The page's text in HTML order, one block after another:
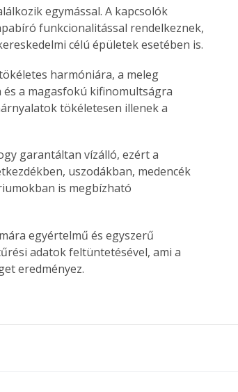
egymással. A kapcsolók
funkcionalitással rendelkeznek,
célú épületek esetében is.
harmóniára, a meleg
a magasfokú kifinomultságra
tökéletesen illenek a
garantáltan vízálló, ezért a
uszodákban, medencék
is megbízható
egyértelmű és egyszerű
adatok feltüntetésével, ami a
eredményez.